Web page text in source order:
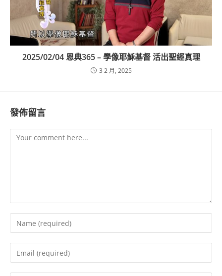
2025/02/04 恩典365 – 學像耶穌基督 活出聖經真理
3 2 月, 2025
發佈留言